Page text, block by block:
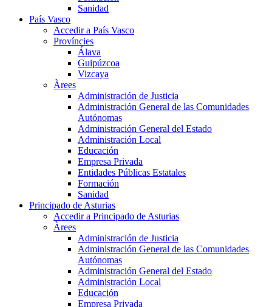
Sanidad
País Vasco
Accedir a País Vasco
Províncies
Álava
Guipúzcoa
Vizcaya
Àrees
Administración de Justicia
Administración General de las Comunidades
Autónomas
Administración General del Estado
Administración Local
Educación
Empresa Privada
Entidades Públicas Estatales
Formación
Sanidad
Principado de Asturias
Accedir a Principado de Asturias
Àrees
Administración de Justicia
Administración General de las Comunidades
Autónomas
Administración General del Estado
Administración Local
Educación
Empresa Privada